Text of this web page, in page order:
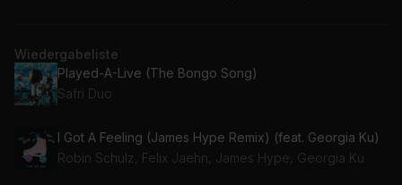
Wiedergabeliste
Played-A-Live (The Bongo Song)
Safri Duo
I Got A Feeling (James Hype Remix) (feat. Georgia Ku)
Robin Schulz, Felix Jaehn, James Hype, Georgia Ku